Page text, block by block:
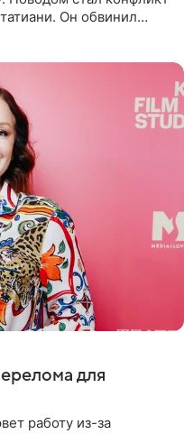
Он обвинил
для
работу из-за